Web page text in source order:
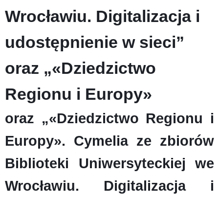
Wrocławiu. Digitalizacja i
udostępnienie w sieci”
oraz „«Dziedzictwo
Regionu i Europy»
oraz „«Dziedzictwo Regionu i
Europy». Cymelia ze zbiorów
Biblioteki Uniwersyteckiej we
Wrocławiu. Digitalizacja i